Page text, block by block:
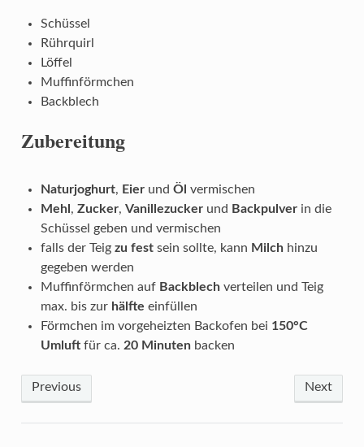
Schüssel
Rührquirl
Löffel
Muffinförmchen
Backblech
Zubereitung
Naturjoghurt, Eierund Öl vermischen
Mehl , Zucker, Vanillezuckerund Backpulverin die
Schüssel geben und vermischen
falls der Teig zu festsein sollte, kann Milchhinzu
gegeben werden
Muffinförmchen auf Backblechverteilen und Teig
max. bis zur hälfte einfüllen
Förmchen im vorgeheizten Backofen bei 150°C
Umluftfür ca. 20 Minutenbacken
Previous Next